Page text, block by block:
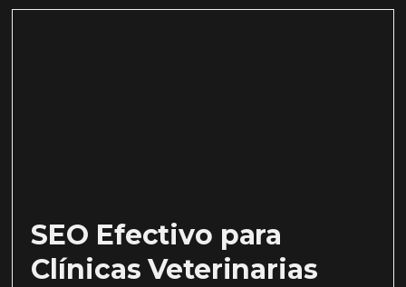
SEO Efectivo para
Clínicas Veterinarias